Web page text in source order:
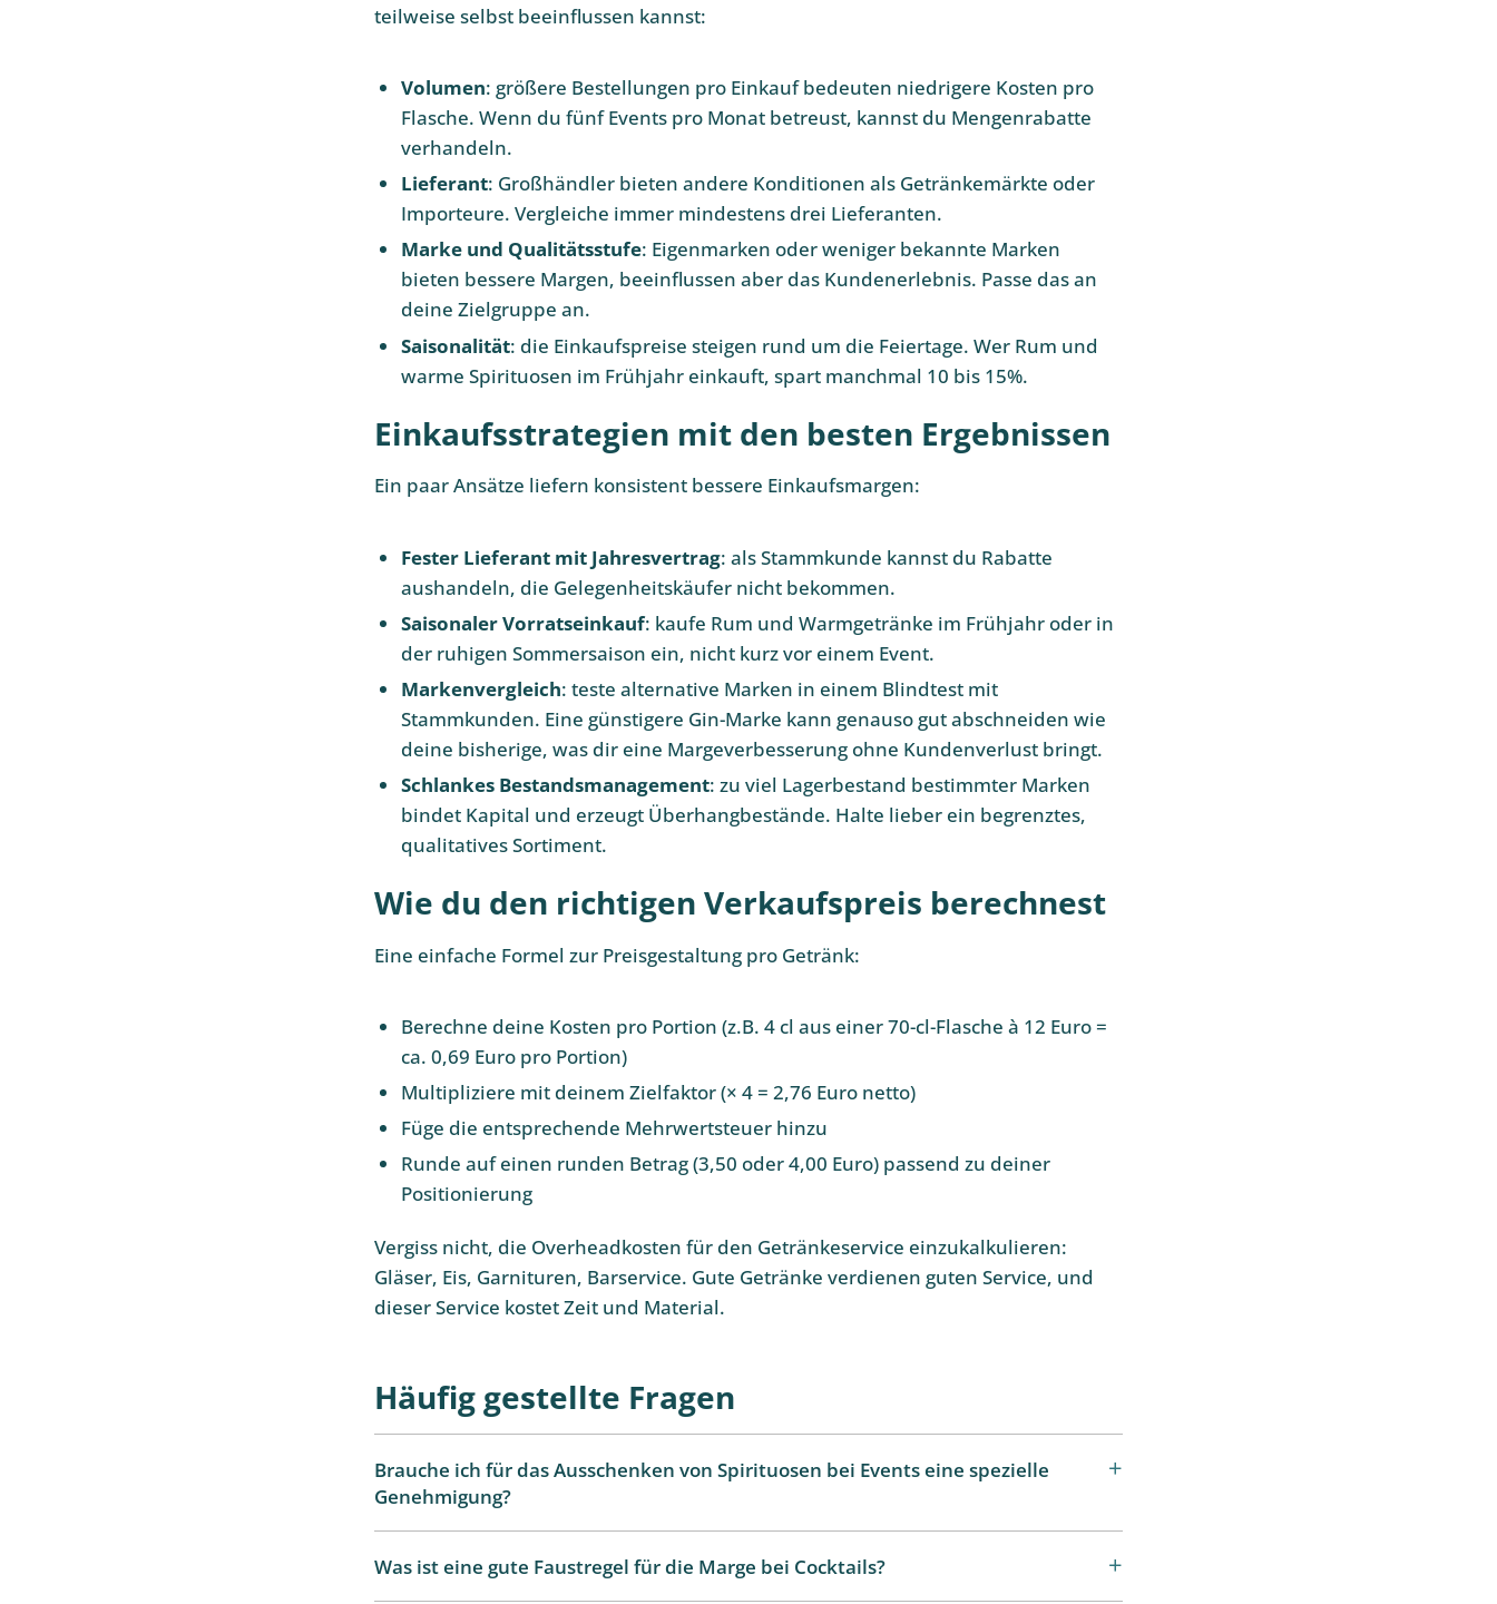
teilweise selbst beeinflussen kannst:
Volumen: größere Bestellungen pro Einkauf bedeuten niedrigere Kosten pro
Flasche. Wenn du fünf Events pro Monat betreust, kannst du Mengenrabatte
verhandeln.
Lieferant: Großhändler bieten andere Konditionen als Getränkemärkte oder
Importeure. Vergleiche immer mindestens drei Lieferanten.
Marke und Qualitätsstufe: Eigenmarken oder weniger bekannte Marken
bieten bessere Margen, beeinflussen aber das Kundenerlebnis. Passe das an
deine Zielgruppe an.
Saisonalität: die Einkaufspreise steigen rund um die Feiertage. Wer Rum und
warme Spirituosen im Frühjahr einkauft, spart manchmal 10 bis 15%.
Einkaufsstrategien mit den besten Ergebnissen
Ein paar Ansätze liefern konsistent bessere Einkaufsmargen:
Fester Lieferant mit Jahresvertrag: als Stammkunde kannst du Rabatte
aushandeln, die Gelegenheitskäufer nicht bekommen.
Saisonaler Vorratseinkauf: kaufe Rum und Warmgetränke im Frühjahr oder in
der ruhigen Sommersaison ein, nicht kurz vor einem Event.
Markenvergleich: teste alternative Marken in einem Blindtest mit
Stammkunden. Eine günstigere Gin-Marke kann genauso gut abschneiden wie
deine bisherige, was dir eine Margeverbesserung ohne Kundenverlust bringt.
Schlankes Bestandsmanagement: zu viel Lagerbestand bestimmter Marken
bindet Kapital und erzeugt Überhangbestände. Halte lieber ein begrenztes,
qualitatives Sortiment.
Wie du den richtigen Verkaufspreis berechnest
Eine einfache Formel zur Preisgestaltung pro Getränk:
Berechne deine Kosten pro Portion (z.B. 4 cl aus einer 70-cl-Flasche à 12 Euro =
ca. 0,69 Euro pro Portion)
Multipliziere mit deinem Zielfaktor (× 4 = 2,76 Euro netto)
Füge die entsprechende Mehrwertsteuer hinzu
Runde auf einen runden Betrag (3,50 oder 4,00 Euro) passend zu deiner
Positionierung
Vergiss nicht, die Overheadkosten für den Getränkeservice einzukalkulieren:
Gläser, Eis, Garnituren, Barservice. Gute Getränke verdienen guten Service, und
dieser Service kostet Zeit und Material.
Häufig gestellte Fragen
Brauche ich für das Ausschenken von Spirituosen bei Events eine spezielle
Genehmigung?
Was ist eine gute Faustregel für die Marge bei Cocktails?